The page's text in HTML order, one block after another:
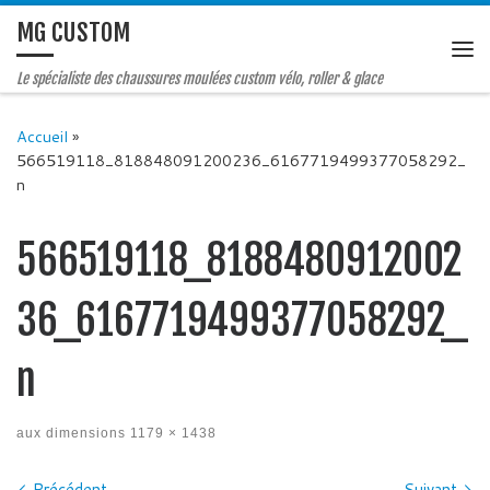
MG CUSTOM
Le spécialiste des chaussures moulées custom vélo, roller & glace
Accueil »
566519118_818848091200236_6167719499377058292_
n
566519118_8188480912002
36_6167719499377058292_
n
aux dimensions 1179 × 1438